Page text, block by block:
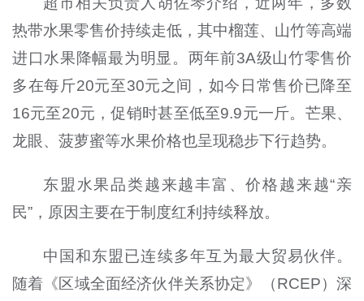
热带水果零售价持续走低，其中榴莲、山竹等高端
进口水果降幅最为明显。两年前3A级山竹零售价
多在每斤20元至30元之间，如今日常售价已降至
16元至20元，促销时甚至低至9.9元一斤。芒果、
龙眼、菠萝蜜等水果价格也呈现稳步下行趋势。
东盟水果品类越来越丰富、价格越来越“亲
民”，原因主要在于制度红利持续释放。
中国和东盟已连续多年互为最大贸易伙伴。
随着《区域全面经济伙伴关系协定》（RCEP）深